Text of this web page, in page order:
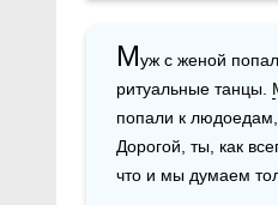
Муж с женой
ритуальные танцы.
попали к
Дорогой, ты, как
что и мы думаем